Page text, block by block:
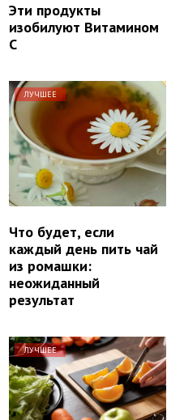
Эти продукты
изобилуют Витамином
С
ЛУЧШЕЕ
Что будет, если
каждый день пить чай
из ромашки:
неожиданный
результат
ЛУЧШЕЕ